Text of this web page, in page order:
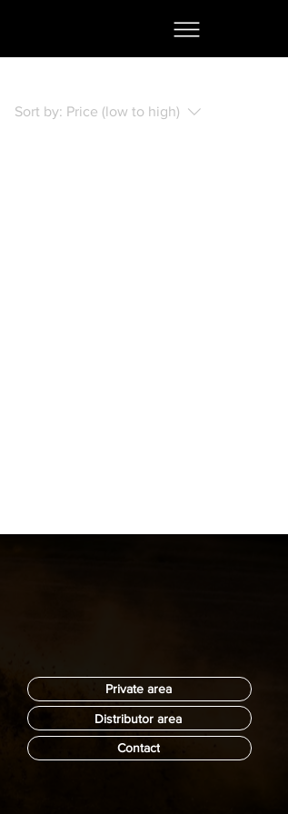
Sort by: Price (low to high)
Private area
Distributor area
Contact